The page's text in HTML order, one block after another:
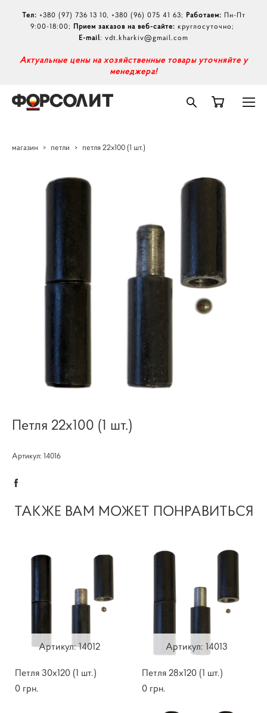
Тел: +380 (97) 736 13 10, +380 (96) 075 41 63; Работаем: Пн-Пт
9:00-18:00; Прием заказов на веб-сайте: круглосуточно;
E-mail: vdt.kharkiv@gmail.com
Актуальные цены на хозяйственные товары уточняйте у
менеджера!
магазин > петли > петля 22х100 (1 шт.)
Петля 22х100 (1 шт.)
Артикул: 14016
ТАКЖЕ ВАМ МОЖЕТ ПОНРАВИТЬСЯ
Артикул: 14012
Петля 30х120 (1 шт.)
0 грн.
Артикул: 14013
Петля 28х120 (1 шт.)
0 грн.